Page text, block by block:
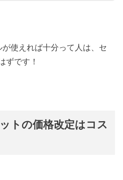
使えれば十分って人は、セ
ずです！
トの価格改定はコス